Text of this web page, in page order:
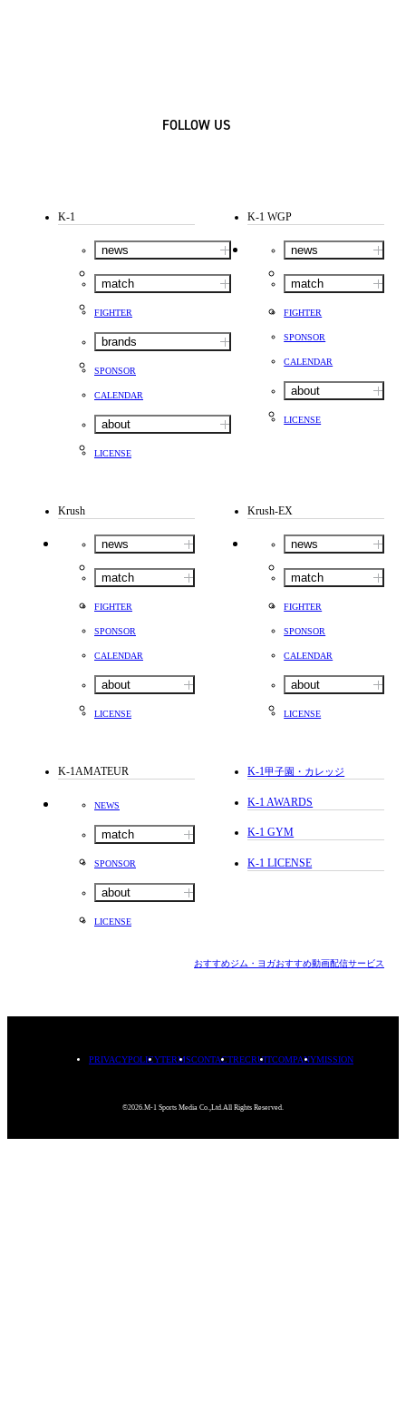
FOLLOW US
K-1
news
match
FIGHTER
brands
SPONSOR
CALENDAR
about
LICENSE
K-1 WGP
news
match
FIGHTER
SPONSOR
CALENDAR
about
LICENSE
Krush
news
match
FIGHTER
SPONSOR
CALENDAR
about
LICENSE
Krush-EX
news
match
FIGHTER
SPONSOR
CALENDAR
about
LICENSE
K-1AMATEUR
NEWS
match
SPONSOR
about
LICENSE
K-1甲子園・カレッジ
K-1 AWARDS
K-1 GYM
K-1 LICENSE
おすすめジム・ヨガおすすめ動画配信サービス
PRIVACYPOLICYTERMSCONTACTRECRUITCOMPANYMISSION
©2026.M-1 Sports Media Co.,Ltd.All Rights Reserved.